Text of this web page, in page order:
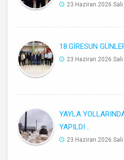
23.Haziran.2026.Salı
18.GİRESUN
23.Haziran.2026.Salı
YAYLA
YAPILDI ..
23.Haziran.2026.Salı